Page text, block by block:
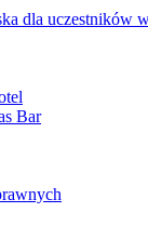
dla uczestników
Bar